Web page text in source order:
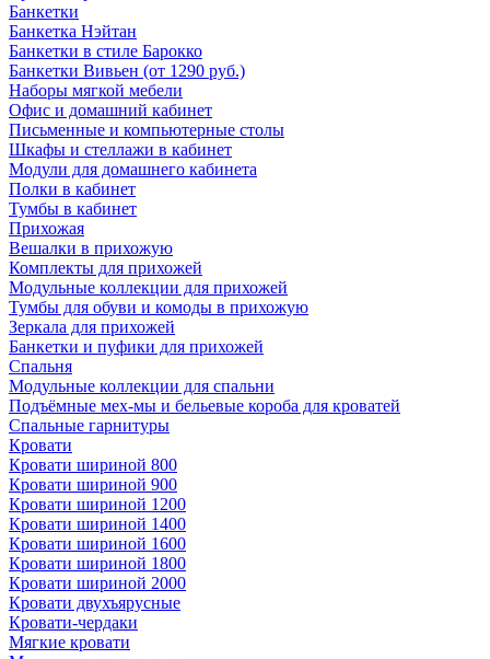
Банкетки
Банкетка Нэйтан
Банкетки в стиле Барокко
Банкетки Вивьен (от 1290 руб.)
Наборы мягкой мебели
Офис и домашний кабинет
Письменные и компьютерные столы
Шкафы и стеллажи в кабинет
Модули для домашнего кабинета
Полки в кабинет
Тумбы в кабинет
Прихожая
Вешалки в прихожую
Комплекты для прихожей
Модульные коллекции для прихожей
Тумбы для обуви и комоды в прихожую
Зеркала для прихожей
Банкетки и пуфики для прихожей
Спальня
Модульные коллекции для спальни
Подъёмные мех-мы и бельевые короба для кроватей
Спальные гарнитуры
Кровати
Кровати шириной 800
Кровати шириной 900
Кровати шириной 1200
Кровати шириной 1400
Кровати шириной 1600
Кровати шириной 1800
Кровати шириной 2000
Кровати двухъярусные
Кровати-чердаки
Мягкие кровати